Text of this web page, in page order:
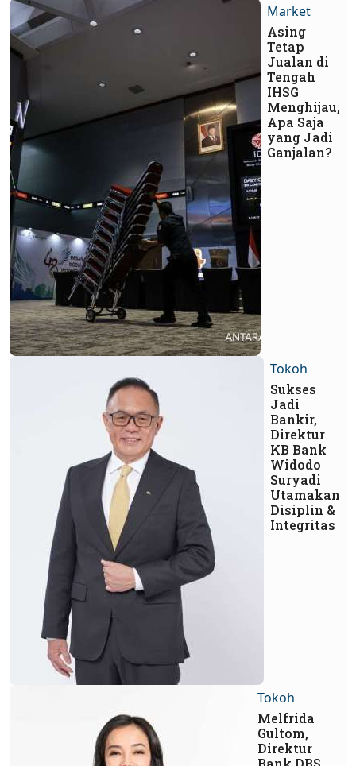
Market
Asing
Tetap
Jualan di
Tengah
IHSG
Menghijau,
Apa Saja
yang Jadi
Ganjalan?
Tokoh
Sukses
Jadi
Bankir,
Direktur
KB Bank
Widodo
Suryadi
Utamakan
Disiplin &
Integritas
Tokoh
Melfrida
Gultom,
Direktur